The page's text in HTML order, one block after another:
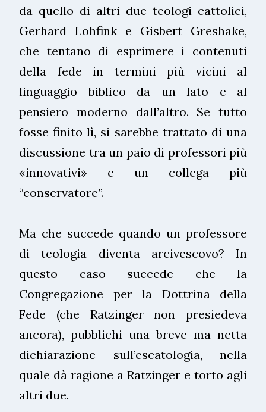
da quello di altri due teologi cattolici,
Gerhard Lohfink e Gisbert Greshake,
che tentano di esprimere i contenuti
della fede in termini più vicini al
linguaggio biblico da un lato e al
pensiero moderno dall’altro. Se tutto
fosse finito lì, si sarebbe trattato di una
discussione tra un paio di professori più
«innovativi» e un collega più
“conservatore”.
Ma che succede quando un professore
di teologia diventa arcivescovo? In
questo caso succede che la
Congregazione per la Dottrina della
Fede (che Ratzinger non presiedeva
ancora), pubblichi una breve ma netta
dichiarazione sull’escatologia, nella
quale dà ragione a Ratzinger e torto agli
altri due.